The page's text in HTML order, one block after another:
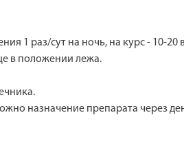
1 раз/сут на ночь, на курс - 10-20
в положении лежа.
назначение препарата через